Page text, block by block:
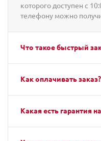
которого доступен с
телефону можно
Что такое быстрый
Как оплачивать заказ?
Какая есть гарантия